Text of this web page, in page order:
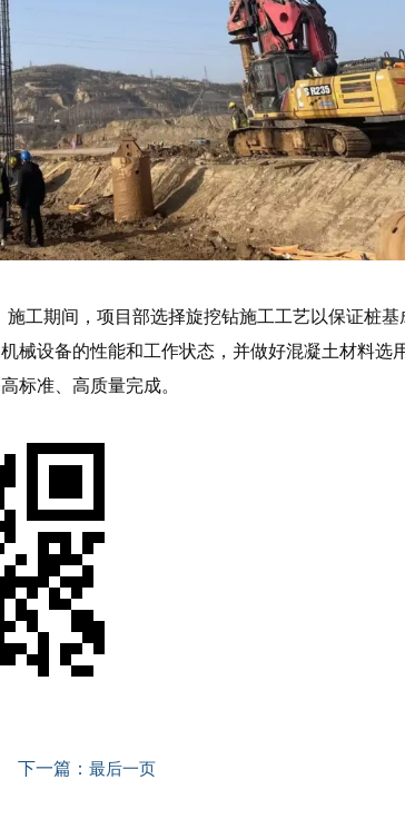
施工期间，项目部选择旋挖钻施工工艺以保证桩基
械设备的性能和工作状态，并做好混凝土材料选
标准、高质量完成。
下一篇： 最后一页